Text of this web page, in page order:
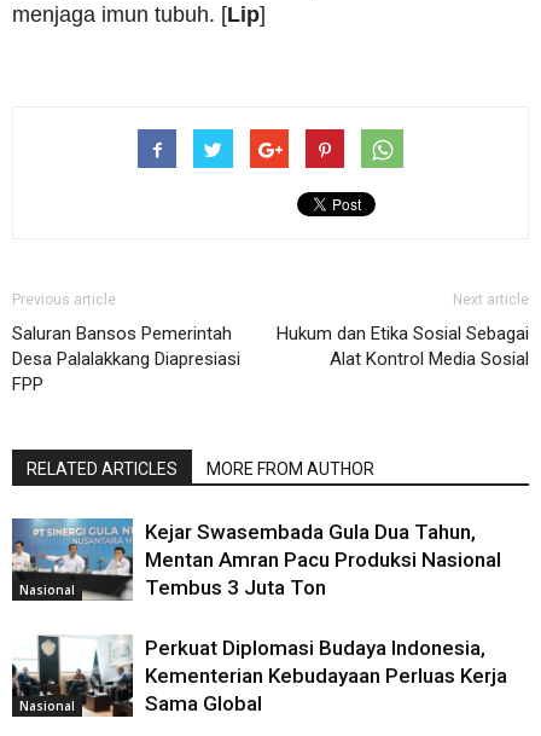
menjaga imun tubuh. [Lip]
Previous article
Saluran Bansos Pemerintah
Desa Palalakkang Diapresiasi
FPP
Next article
Hukum dan Etika Sosial Sebagai
Alat Kontrol Media Sosial
RELATED ARTICLES MORE FROM AUTHOR
Nasional
Kejar Swasembada Gula Dua Tahun,
Mentan Amran Pacu Produksi Nasional
Tembus 3 Juta Ton
Nasional
Perkuat Diplomasi Budaya Indonesia,
Kementerian Kebudayaan Perluas Kerja
Sama Global